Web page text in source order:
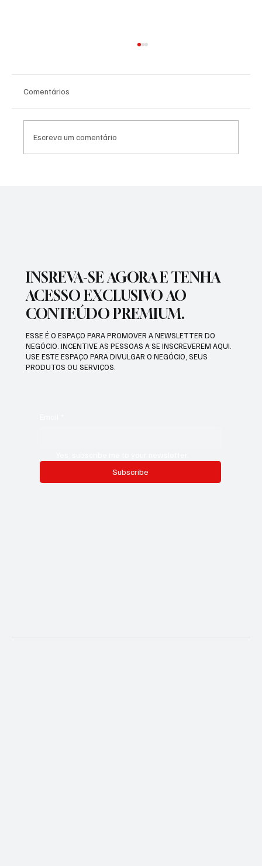
Comentários
Escreva um comentário
INSREVA-SE AGORA E TENHA
ACESSO EXCLUSIVO AO
CONTEÚDO PREMIUM.
ESSE É O ESPAÇO PARA PROMOVER A NEWSLETTER DO
NEGÓCIO. INCENTIVE AS PESSOAS A SE INSCREVEREM AQUI.
USE ESTE ESPAÇO PARA DIVULGAR O NEGÓCIO, SEUS
PRODUTOS OU SERVIÇOS.
Subscribe